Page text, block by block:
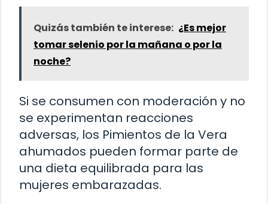
Quizás también te interese: ¿Es mejor
tomar selenio por la mañana o por la
noche?
Si se consumen con moderación y no
se experimentan reacciones
adversas, los Pimientos de la Vera
ahumados pueden formar parte de
una dieta equilibrada para las
mujeres embarazadas.